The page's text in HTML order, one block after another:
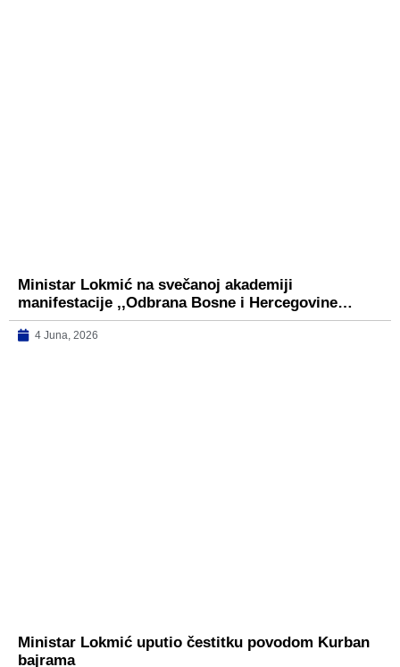
Ministar Lokmić na svečanoj akademiji
manifestacije ,,Odbrana Bosne i Hercegovine…
4 Juna, 2026
Ministar Lokmić uputio čestitku povodom Kurban
bajrama